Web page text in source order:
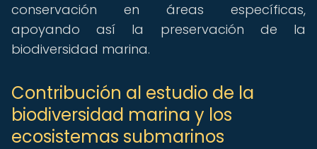
conservación en áreas específicas,
apoyando así la preservación de la
biodiversidad marina.
Contribución al estudio de la
biodiversidad marina y los
ecosistemas submarinos